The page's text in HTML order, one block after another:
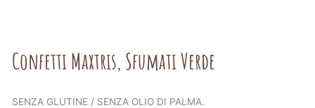
Confetti Maxtris, Sfumati Verde
SENZA GLUTINE / SENZA OLIO DI PALMA.